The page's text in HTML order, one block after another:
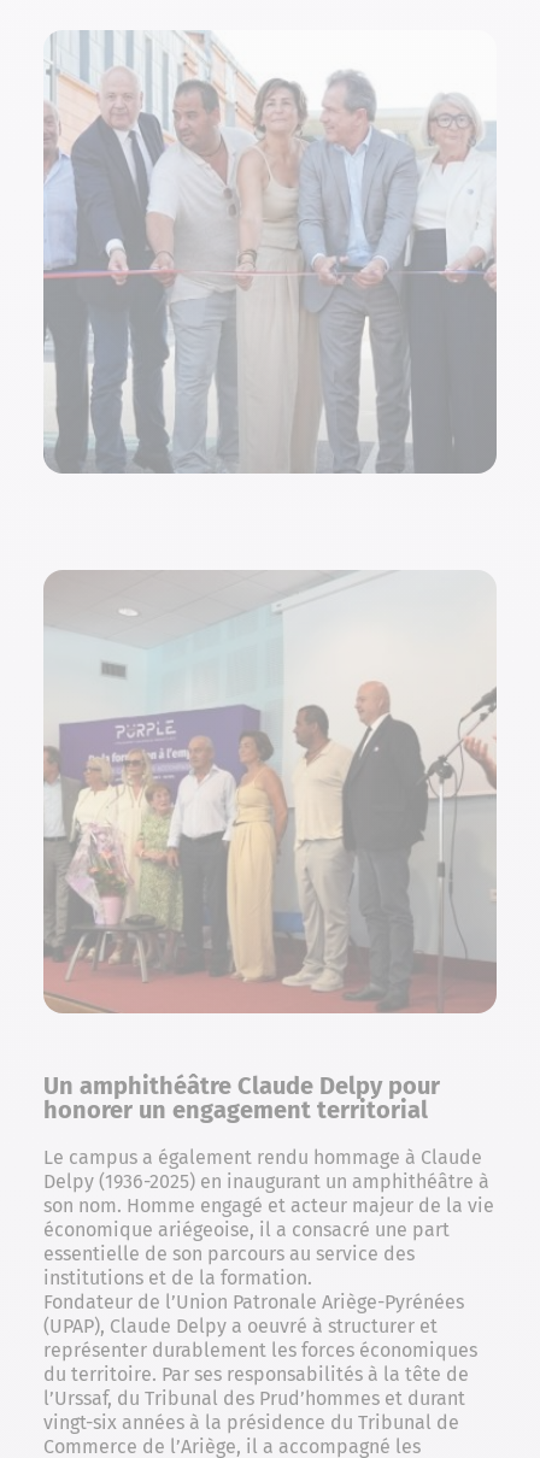
Un amphithéâtre Claude Delpy pour
honorer un engagement territorial
Le campus a également rendu hommage à Claude
Delpy (1936-2025) en inaugurant un amphithéâtre à
son nom. Homme engagé et acteur majeur de la vie
économique ariégeoise, il a consacré une part
essentielle de son parcours au service des
institutions et de la formation.
Fondateur de l’Union Patronale Ariège-Pyrénées
(UPAP), Claude Delpy a oeuvré à structurer et
représenter durablement les forces économiques
du territoire. Par ses responsabilités à la tête de
l’Urssaf, du Tribunal des Prud’hommes et durant
vingt-six années à la présidence du Tribunal de
Commerce de l’Ariège, il a accompagné les